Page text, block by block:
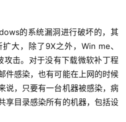
的系统漏洞进行破坏的，其
大，除了9X之外，Win me、
攻击。对于没有下载微软补丁程
件感染，也有可能在上网的时候
说，只要有一台机器被感染，病
享目录感染所有的机器，包括设